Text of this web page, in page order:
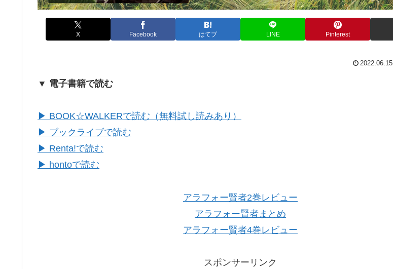
X Facebook はてブ LINE Pinterest
2022.06.15
▼ 電子書籍で読む
▶ BOOK☆WALKERで読む（無料試し読みあり）
▶ ブックライブで読む
▶ Renta!で読む
▶ hontoで読む
アラフォー賢者2巻レビュー
アラフォー賢者まとめ
アラフォー賢者4巻レビュー
スポンサーリンク